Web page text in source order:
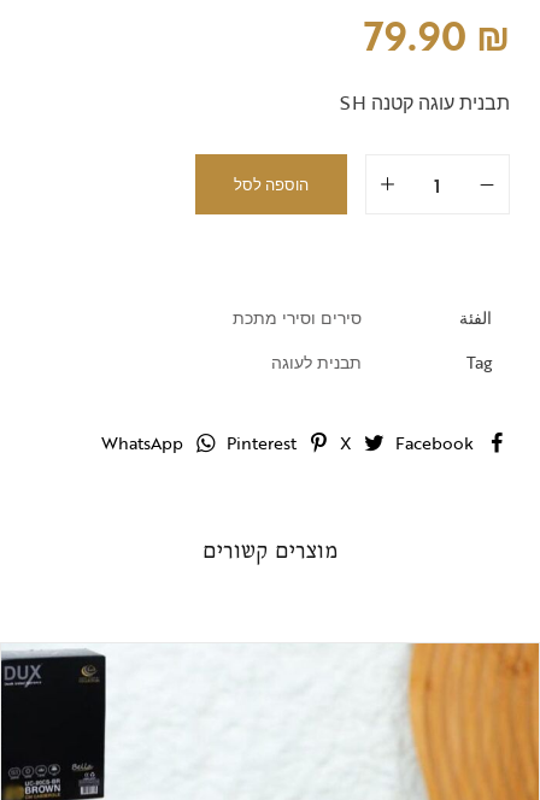
79.90 ₪
תבנית עוגה קטנה SH
הוספה לסל
الفئة
סירים וסירי מתכת
Tag
תבנית לעוגה
Facebook
X
Pinterest
WhatsApp
מוצרים קשורים